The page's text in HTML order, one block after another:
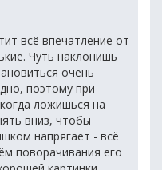
всё впечатление от
Чуть наклонишь
очень
поэтому при
ложишься на
вниз, чтобы
напрягает - всё
поворачивания его